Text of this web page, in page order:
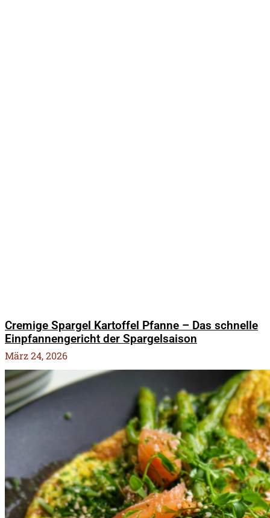
Cremige Spargel Kartoffel Pfanne – Das schnelle
Einpfannengericht der Spargelsaison
März 24, 2026